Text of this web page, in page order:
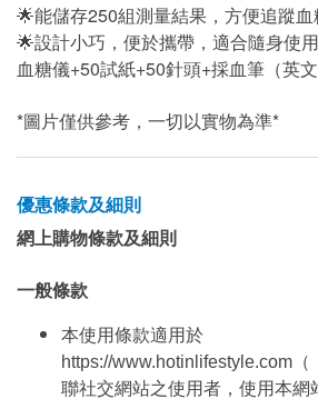
🌟能儲存250組測量結果，方便追蹤
🌟設計小巧，便於攜帶，適合隨身使用
血糖儀+50試紙+50針頭+採血筆（英文
*圖片僅供參考，一切以實物為準*
優惠條款及細則
網上購物條款及細則
一般條款
本使用條款適用於
https://www.hotinlifestyle.com（
聯社交網站之使用者，使用本網